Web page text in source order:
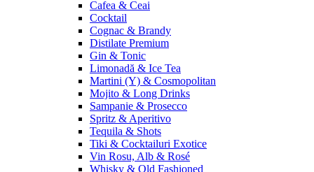
Cafea & Ceai
Cocktail
Cognac & Brandy
Distilate Premium
Gin & Tonic
Limonadă & Ice Tea
Martini (Y) & Cosmopolitan
Mojito & Long Drinks
Sampanie & Prosecco
Spritz & Aperitivo
Tequila & Shots
Tiki & Cocktailuri Exotice
Vin Rosu, Alb & Rosé
Whisky & Old Fashioned